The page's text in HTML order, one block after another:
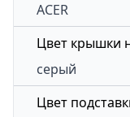
ACER
Цвет крышки
серый
Цвет